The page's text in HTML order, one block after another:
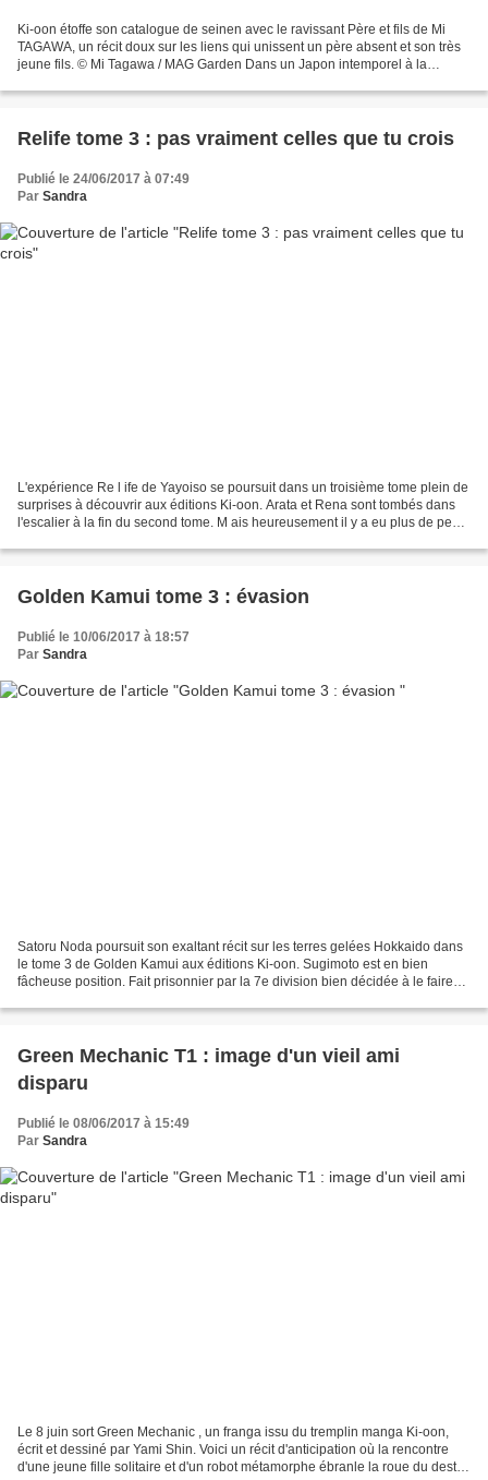
Ki-oon étoffe son catalogue de seinen avec le ravissant Père et fils de Mi
TAGAWA, un récit doux sur les liens qui unissent un père absent et son très
jeune fils. © Mi Tagawa / MAG Garden Dans un Japon intemporel à la
Relife tome 3 : pas vraiment celles que tu crois
Publié le 24/06/2017 à 07:49
Par Sandra
L'expérience Re l ife de Yayoiso se poursuit dans un troisième tome plein de
surprises à découvrir aux éditions Ki-oon. Arata et Rena sont tombés dans
l'escalier à la fin du second tome. M ais heureusement il y a eu plus de peur
Golden Kamui tome 3 : évasion
Publié le 10/06/2017 à 18:57
Par Sandra
Satoru Noda poursuit son exaltant récit sur les terres gelées Hokkaido dans
le tome 3 de Golden Kamui aux éditions Ki-oon. Sugimoto est en bien
fâcheuse position. Fait prisonnier par la 7e division bien décidée à le faire
Green Mechanic T1 : image d'un vieil ami
disparu
Publié le 08/06/2017 à 15:49
Par Sandra
Le 8 juin sort Green Mechanic , un franga issu du tremplin manga Ki-oon,
écrit et dessiné par Yami Shin. Voici un récit d'anticipation où la rencontre
d'une jeune fille solitaire et d'un robot métamorphe ébranle la roue du destin.